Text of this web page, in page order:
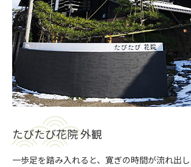
たびたび花院 外観
一歩足を踏み入れると、寛ぎの時間が流れ出し